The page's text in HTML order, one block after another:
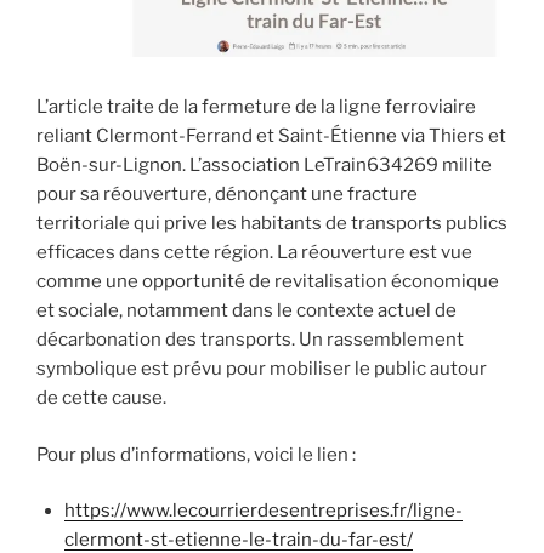
L’article traite de la fermeture de la ligne ferroviaire
reliant Clermont-Ferrand et Saint-Étienne via Thiers et
Boën-sur-Lignon. L’association LeTrain634269 milite
pour sa réouverture, dénonçant une fracture
territoriale qui prive les habitants de transports publics
efficaces dans cette région. La réouverture est vue
comme une opportunité de revitalisation économique
et sociale, notamment dans le contexte actuel de
décarbonation des transports. Un rassemblement
symbolique est prévu pour mobiliser le public autour
de cette cause.
Pour plus d’informations, voici le lien :
https://www.lecourrierdesentreprises.fr/ligne-
clermont-st-etienne-le-train-du-far-est/